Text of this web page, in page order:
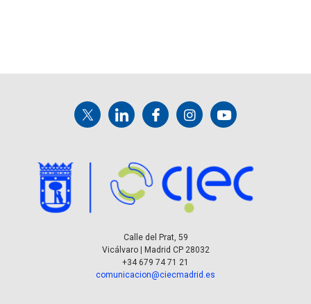
Calle del Prat, 59
Vicálvaro | Madrid CP 28032
+34 679 74 71 21
comunicacion@ciecmadrid.es